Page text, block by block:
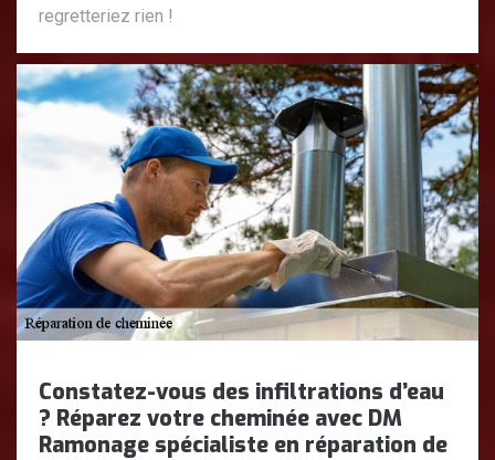
regretteriez rien !
Constatez-vous des infiltrations d’eau
? Réparez votre cheminée avec DM
Ramonage spécialiste en réparation de